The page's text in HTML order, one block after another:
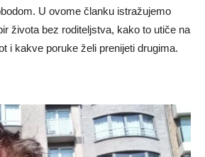
U ovome članku istražujemo
života bez roditeljstva, kako to utiče na
i kakve poruke želi prenijeti drugima.